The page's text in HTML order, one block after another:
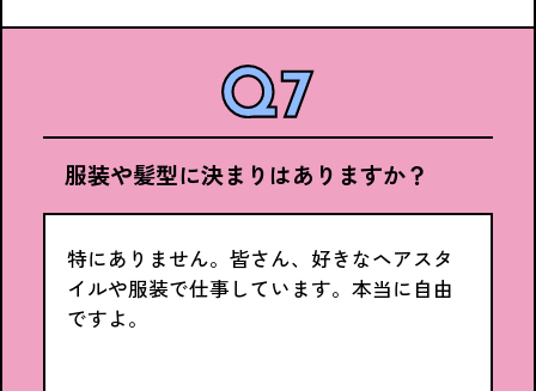
服装や髪型に決まりはありますか？
特にありません。皆さん、好きなヘアスタ
イルや服装で仕事しています。本当に自由
ですよ。